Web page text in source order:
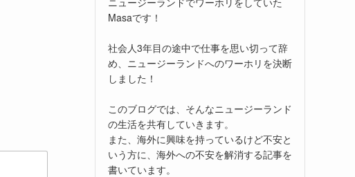
Masaです！
社会人3年目の途中で仕事を思い切って辞
め、ニュージーランドへのワーホリを決断
しました！
このブログでは、そんなニュージーランド
の生活を共有していきます。
また、海外に興味を持っているけど不安と
いう方に、海外への不安を解消する記事を
書いています。